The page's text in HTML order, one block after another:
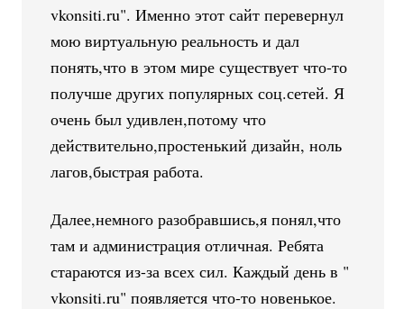
vkonsiti.ru". Именно этот сайт перевернул
мою виртуальную реальность и дал
понять,что в этом мире существует что-то
получше других популярных соц.сетей. Я
очень был удивлен,потому что
действительно,простенький дизайн, ноль
лагов,быстрая работа.
Далее,немного разобравшись,я понял,что
там и администрация отличная. Ребята
стараются из-за всех сил. Каждый день в "
vkonsiti.ru" появляется что-то новенькое.